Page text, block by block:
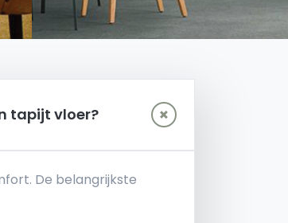
tapijt vloer?
De belangrijkste